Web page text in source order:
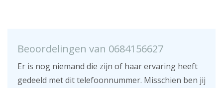
Beoordelingen van 0684156627
Er is nog niemand die zijn of haar ervaring heeft
gedeeld met dit telefoonnummer. Misschien ben jij